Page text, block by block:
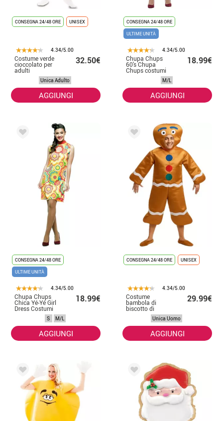
CONSEGNA 24/48 ORE UNISEX
4.34/5.00
Costume verde
cioccolato per
adulti
32.50€
Unica Adulto
AGGIUNGI
CONSEGNA 24/48 ORE
ULTIME UNITÀ
4.34/5.00
Chupa Chups
60's Chupa
Chups costumi
da ragazza per le
18.99€
M/L
AGGIUNGI
CONSEGNA 24/48 ORE
ULTIME UNITÀ
4.34/5.00
Chupa Chups
Chica Yé-Yé Girl
Dress Costumi
18.99€
S M/L
AGGIUNGI
CONSEGNA 24/48 ORE UNISEX
4.34/5.00
Costume
bambola di
biscotto di
panpepato per
uomo taglia ml
29.99€
Unica Uomo
AGGIUNGI